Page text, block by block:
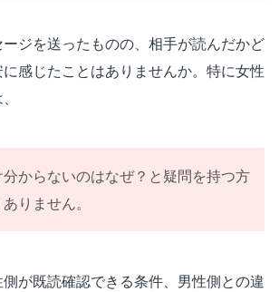
ジを送ったものの、相手が読んだかど
感じたことはありませんか。特に女性
からないのはなぜ？と疑問を持つ方
りません。
が既読確認できる条件、男性側との違